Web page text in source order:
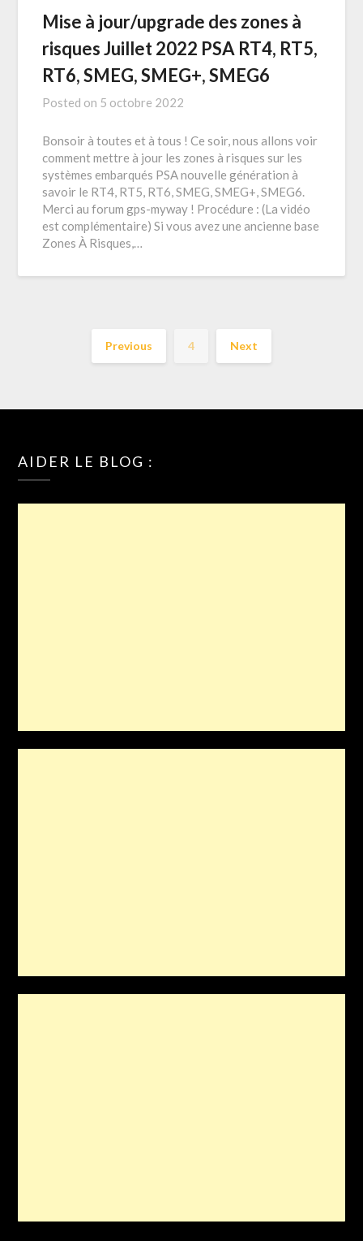
Mise à jour/upgrade des zones à
risques Juillet 2022 PSA RT4, RT5,
RT6, SMEG, SMEG+, SMEG6
Posted on 5 octobre 2022
Bonsoir à toutes et à tous ! Ce soir, nous allons voir
comment mettre à jour les zones à risques sur les
systèmes embarqués PSA nouvelle génération à
savoir le RT4, RT5, RT6, SMEG, SMEG+, SMEG6.
Merci au forum gps-myway ! Procédure : (La vidéo
est complémentaire) Si vous avez une ancienne base
Zones À Risques,…
Previous 4 Next
AIDER LE BLOG :